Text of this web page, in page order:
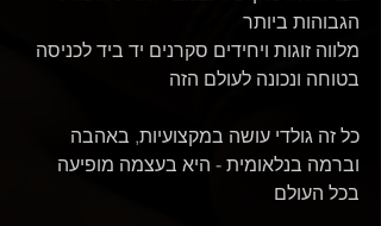
הגבוהות ביותר
מלווה זוגות ויחידים סקרנים יד ביד לכניסה
בטוחה ונכונה לעולם הזה
כל זה גולדי עושה במקצועיות, באהבה
וברמה בנלאומית - היא בעצמה מופיעה
בכל העולם